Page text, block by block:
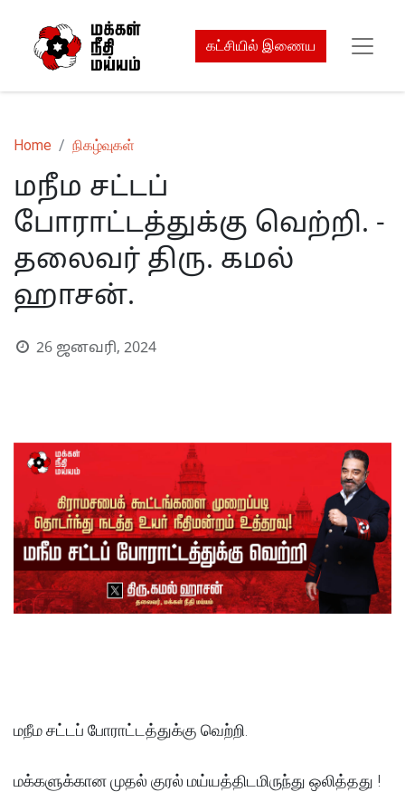
கட்சியில் இணைய
Home நிகழ்வுகள்
மநீம சட்டப்
போராட்டத்துக்கு வெற்றி. -
தலைவர் திரு. கமல்
ஹாசன்.
26 ஜனவரி, 2024
மநீம சட்டப் போராட்டத்துக்கு வெற்றி.
மக்களுக்கான முதல் குரல் மய்யத்திடமிருந்து ஒலித்தது !